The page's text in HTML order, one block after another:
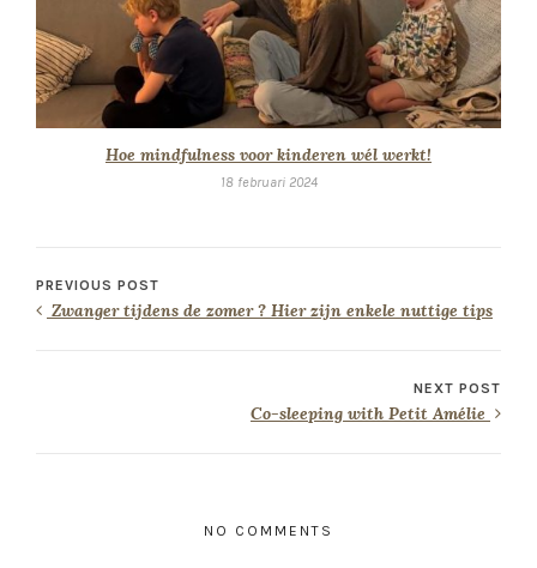
Hoe mindfulness voor kinderen wél werkt!
18 februari 2024
PREVIOUS POST
Zwanger tijdens de zomer ? Hier zijn enkele nuttige tips
NEXT POST
Co-sleeping with Petit Amélie
NO COMMENTS